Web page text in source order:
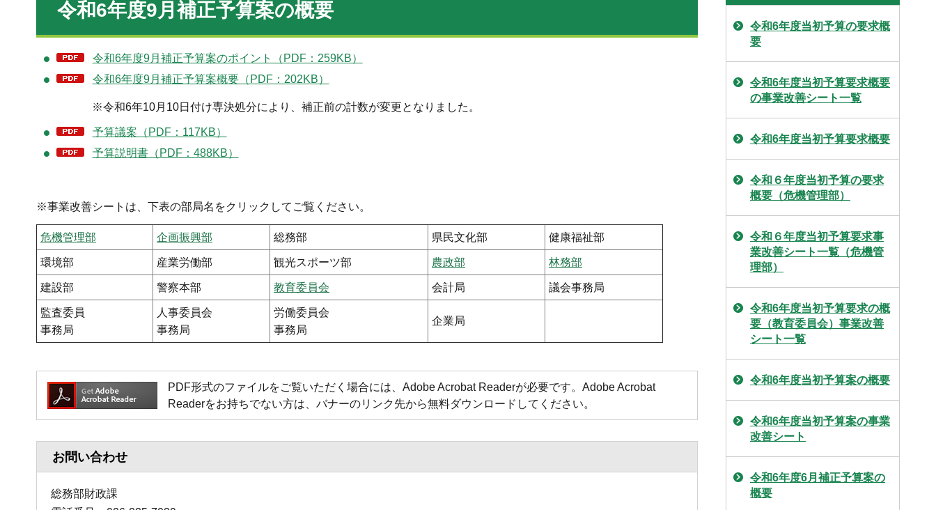
令和6年度9月補正予算案の概要
令和6年度9月補正予算案のポイント（PDF：259KB）
令和6年度9月補正予算案概要（PDF：202KB）
※令和6年10月10日付け専決処分により、補正前の計数が変更となりました。
予算議案（PDF：117KB）
予算説明書（PDF：488KB）
※事業改善シートは、下表の部局名をクリックしてご覧ください。
危機管理部 企画振興部 総務部 県民文化部 健康福祉部
環境部 産業労働部 観光スポーツ部 農政部 林務部
建設部 警察本部 教育委員会 会計局 議会事務局
監査委員
事務局
人事委員会
事務局
労働委員会
事務局
企業局
PDF形式のファイルをご覧いただく場合には、Adobe Acrobat Readerが必要です。Adobe Acrobat
Readerをお持ちでない方は、バナーのリンク先から無料ダウンロードしてください。
お問い合わせ
総務部財政課
令和6年度当初予算の要求概
要
令和6年度当初予算要求概要
の事業改善シート一覧
令和6年度当初予算要求概要
令和６年度当初予算の要求
概要（危機管理部）
令和６年度当初予算要求事
業改善シート一覧（危機管
理部）
令和6年度当初予算要求の概
要（教育委員会）事業改善
シート一覧
令和6年度当初予算案の概要
令和6年度当初予算案の事業
改善シート
令和6年度6月補正予算案の
概要